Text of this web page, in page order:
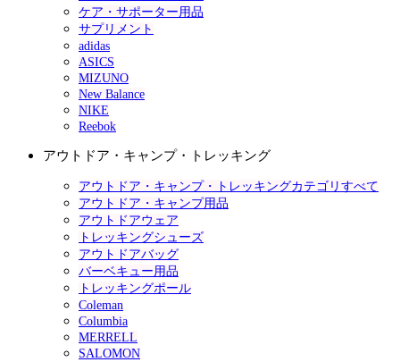
ケア・サポーター用品
サプリメント
adidas
ASICS
MIZUNO
New Balance
NIKE
Reebok
アウトドア・キャンプ・トレッキング
アウトドア・キャンプ・トレッキングカテゴリすべて
アウトドア・キャンプ用品
アウトドアウェア
トレッキングシューズ
アウトドアバッグ
バーベキュー用品
トレッキングポール
Coleman
Columbia
MERRELL
SALOMON